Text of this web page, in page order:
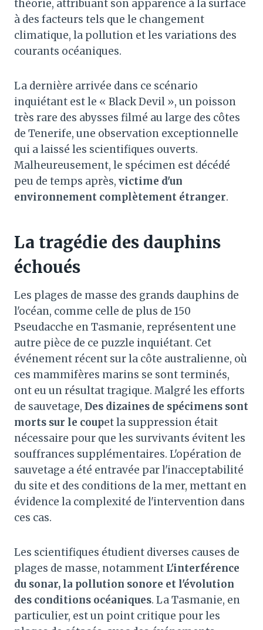
théorie, attribuant son apparence à la surface
à des facteurs tels que le changement
climatique, la pollution et les variations des
courants océaniques.
La dernière arrivée dans ce scénario
inquiétant est le « Black Devil », un poisson
très rare des abysses filmé au large des côtes
de Tenerife, une observation exceptionnelle
qui a laissé les scientifiques ouverts.
Malheureusement, le spécimen est décédé
peu de temps après, victime d'un
environnement complètement étranger.
La tragédie des dauphins
échoués
Les plages de masse des grands dauphins de
l'océan, comme celle de plus de 150
Pseudacche en Tasmanie, représentent une
autre pièce de ce puzzle inquiétant. Cet
événement récent sur la côte australienne, où
ces mammifères marins se sont terminés,
ont eu un résultat tragique. Malgré les efforts
de sauvetage, Des dizaines de spécimens sont
morts sur le coupet la suppression était
nécessaire pour que les survivants évitent les
souffrances supplémentaires. L'opération de
sauvetage a été entravée par l'inacceptabilité
du site et des conditions de la mer, mettant en
évidence la complexité de l'intervention dans
ces cas.
Les scientifiques étudient diverses causes de
plages de masse, notamment L'interférence
du sonar, la pollution sonore et l'évolution
des conditions océaniques. La Tasmanie, en
particulier, est un point critique pour les